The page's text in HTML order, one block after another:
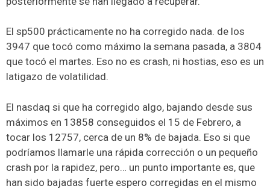
El sp500 prácticamente no ha corregido nada. de los
3947 que tocó como máximo la semana pasada, a 3804
que tocó el martes. Eso no es crash, ni hostias, eso es un
latigazo de volatilidad.
El nasdaq si que ha corregido algo, bajando desde sus
máximos en 13858 conseguidos el 15 de Febrero, a
tocar los 12757, cerca de un 8% de bajada. Eso si que
podríamos llamarle una rápida corrección o un pequeño
crash por la rapidez, pero… un punto importante es, que
han sido bajadas fuerte espero corregidas en el mismo